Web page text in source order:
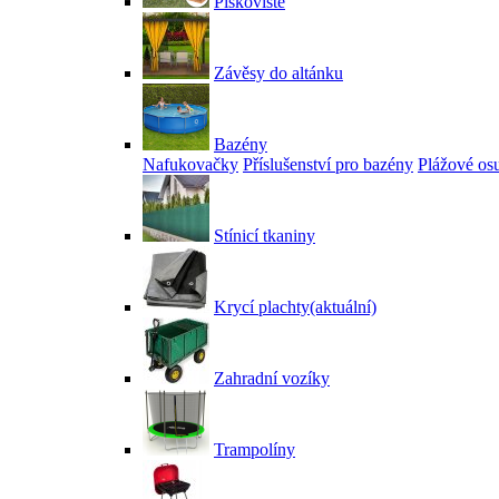
Závěsy do altánku
Bazény
Nafukovačky Příslušenství pro bazény Plážové
Stínicí tkaniny
Krycí plachty(aktuální)
Zahradní vozíky
Trampolíny